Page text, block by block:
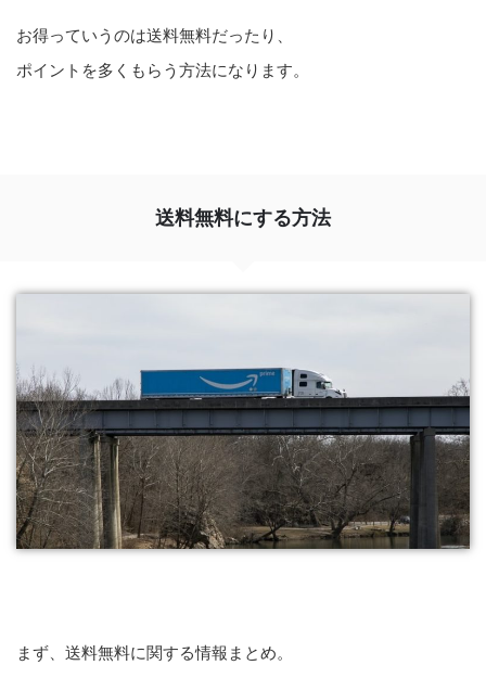
お得っていうのは送料無料だったり、
ポイントを多くもらう方法になります。
送料無料にする方法
まず、送料無料に関する情報まとめ。